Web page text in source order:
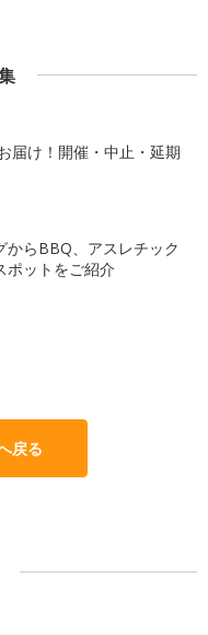
届け！開催・中止・延期
からBBQ、アスレチック
ポットをご紹介
戻る